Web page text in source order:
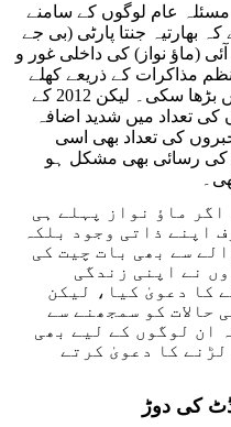
عام لوگوں کے سامنے
بھارتیہ جنتا پارٹی (بی جے
(ماؤ نواز) کی داخلی غور و
مذاکرات کے ذریعے کھلے
ماحول میں آنے کے عمل کو آگے نہیں بڑھا سکی۔ لیکن 2012 کے
تعداد میں شدید اضافہ
کی تعداد بھی اسی
کی رسائی بھی مشکل ہو
ماؤ نواز پہلے ہی
اپنے ذاتی وجود بلکہ
سے بھی بات چیت کی
نے اپنی زندگی
کا دعویٰ کیا، لیکن
حالات کو سمجھنے سے
ان لوگوں کے لیے بھی
کا دعویٰ کرتے
کی دوڑ